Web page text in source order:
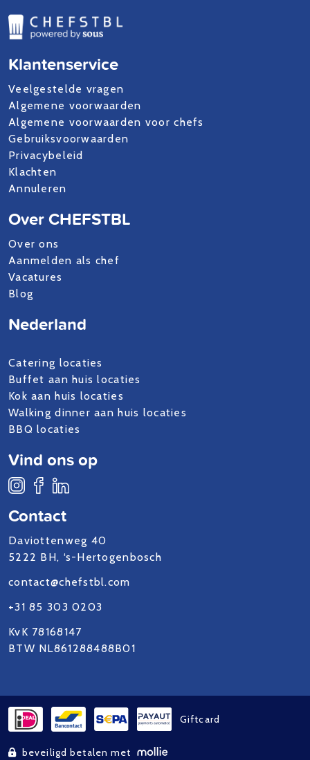
Klantenservice
Veelgestelde vragen
Algemene voorwaarden
Algemene voorwaarden voor chefs
Gebruiksvoorwaarden
Privacybeleid
Klachten
Annuleren
Over CHEFSTBL
Over ons
Aanmelden als chef
Vacatures
Blog
Contact
Daviottenweg 40
5222 BH, ‘s-Hertogenbosch
contact@chefstbl.com
+31 85 303 0203
KvK 78168147
BTW NL861288488B01
Nederland
Catering locaties
Buffet aan huis locaties
Kok aan huis locaties
Walking dinner aan huis locaties
BBQ locaties
Vind ons op
Giftcard
beveiligd betalen met